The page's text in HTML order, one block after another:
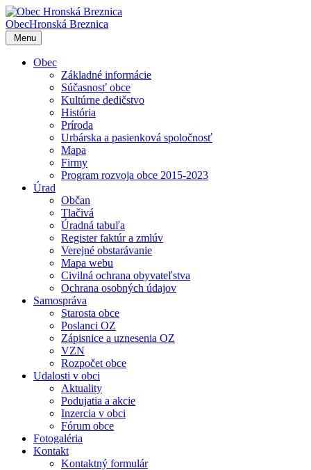
ObecHronská Breznica
Menu
Obec
Základné informácie
Súčasnosť obce
Kultúrne dedičstvo
História
Príroda
Urbárska a pasienková spoločnosť
Mapa
Firmy
Program rozvoja obce 2015-2023
Úrad
Občan
Tlačivá
Úradná tabuľa
Register faktúr a zmlúv
Verejné obstarávanie
Mapa webu
Civilná ochrana obyvateľstva
Ochrana osobných údajov
Samospráva
Starosta obce
Poslanci OZ
Zápisnice a uznesenia OZ
VZN
Rozpočet obce
Udalosti v obci
Aktuality
Podujatia a akcie
Inzercia v obci
Fórum obce
Fotogaléria
Kontakt
Kontaktný formulár